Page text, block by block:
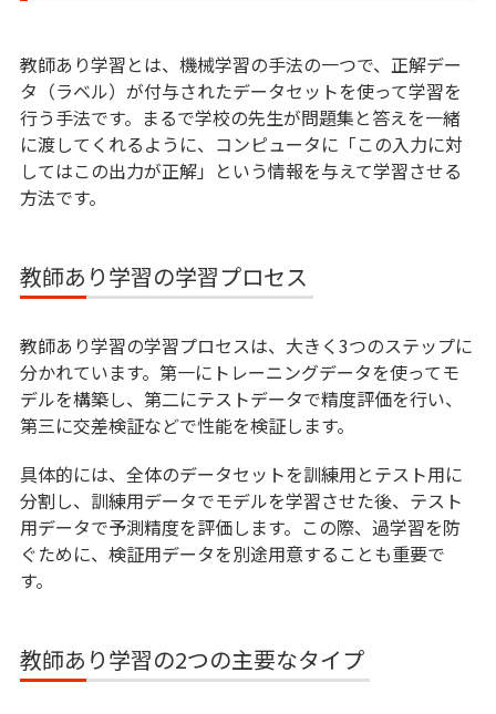
を正しく解説
Diffusion Modelとは？画像生成AIを支える拡
散モデルの仕組みをわかりやすく解説
SLMとは？LLMとの違いと企業活用の可能性を
LLMとは？生成AIの頭脳となる大規模言語モデ
ルをわかりやすく解説
Transformerとは？生成AI・LLMを支えるモデ
ル構造をわかりやすく解説
教師あり学習とは、機械学習の手法の一つで、正解デー
タ（ラベル）が付与されたデータセットを使って学習を
行う手法です。まるで学校の先生が問題集と答えを一緒
に渡してくれるように、コンピュータに「この入力に対
してはこの出力が正解」という情報を与えて学習させる
方法です。
教師あり学習の学習プロセス
教師あり学習の学習プロセスは、大きく3つのステップに
分かれています。第一にトレーニングデータを使ってモ
デルを構築し、第二にテストデータで精度評価を行い、
第三に交差検証などで性能を検証します。
具体的には、全体のデータセットを訓練用とテスト用に
分割し、訓練用データでモデルを学習させた後、テスト
用データで予測精度を評価します。この際、過学習を防
ぐために、検証用データを別途用意することも重要で
す。
教師あり学習の2つの主要なタイプ